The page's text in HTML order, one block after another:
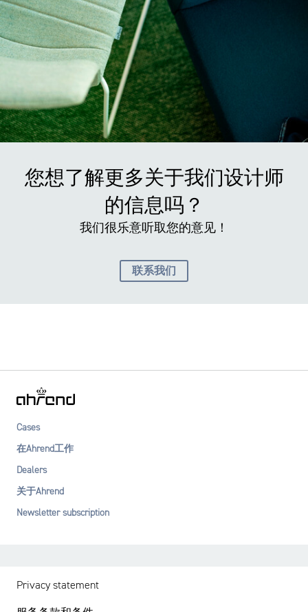
您想了解更多关于我们设计师
的信息吗？
我们很乐意听取您的意见！
联系我们
Cases
在Ahrend工作
Dealers
关于Ahrend
Newsletter subscription
Privacy statement